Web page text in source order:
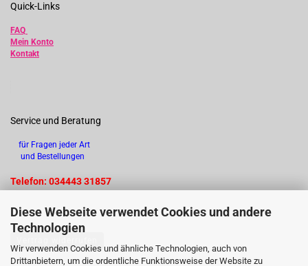
Diese Webseite verwendet Cookies und andere
Technologien
Wir verwenden Cookies und ähnliche Technologien, auch von
Drittanbietern, um die ordentliche Funktionsweise der Website zu
Quick-Links
FAQ
Mein Konto
Kontakt
Service und Beratung
für Fragen jeder Art
und Bestellungen
Telefon: 034443 31857